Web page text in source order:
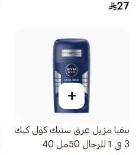
27
+
نيفيا مزيل عرق ستيك كول كيك
3 في 1 للرجال 50مل 40